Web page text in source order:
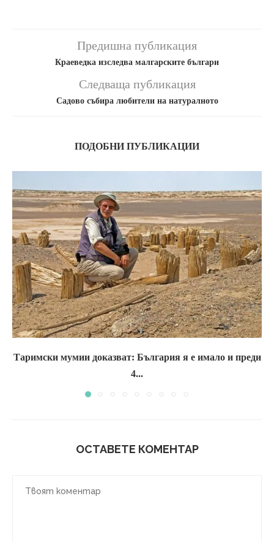
Предишна публикация
Краеведка изследва малгарските българи
Следваща публикация
Садово събира любители на натуралното
ПОДОБНИ ПУБЛИКАЦИИ
Таримски мумии доказват: България я е имало и преди
4...
ОСТАВЕТЕ КОМЕНТАР